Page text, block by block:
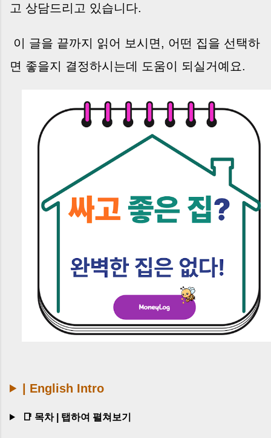
고 상담드리고 있습니다.
이 글을 끝까지 읽어 보시면, 어떤 집을 선택하
면 좋을지 결정하시는데 도움이 되실거예요.
| English Intro
📑 목차 | 탭하여 펼쳐보기